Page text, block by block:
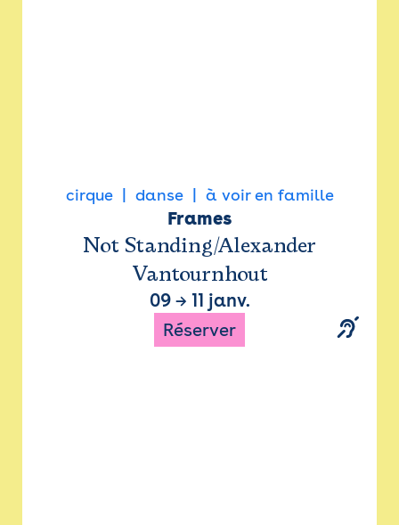
cirque danse à voir en famille
Frames
Not Standing/Alexander
Vantournhout
09→ 11 janv.
Réserver